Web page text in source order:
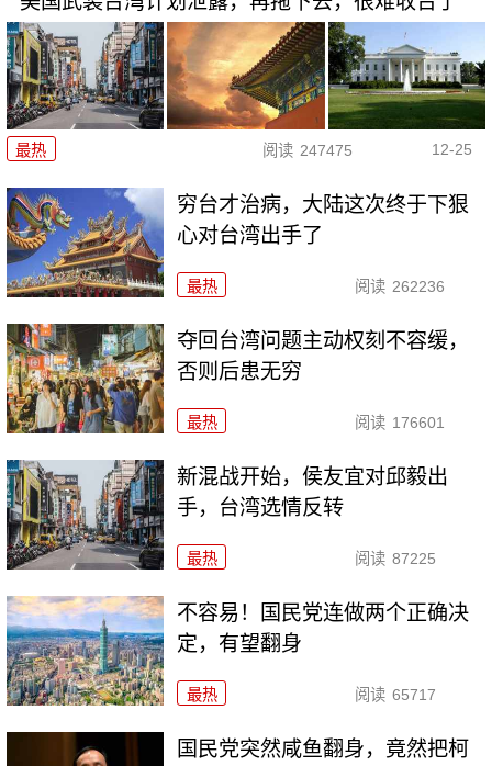
最热 阅读 247475 12-25
穷台才治病，大陆这次终于下狠
心对台湾出手了
最热 阅读 262236
夺回台湾问题主动权刻不容缓，
否则后患无穷
最热 阅读 176601
新混战开始，侯友宜对邱毅出
手，台湾选情反转
最热 阅读 87225
不容易！国民党连做两个正确决
定，有望翻身
最热 阅读 65717
国民党突然咸鱼翻身，竟然把柯